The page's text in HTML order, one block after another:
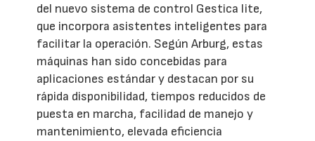
del nuevo sistema de control Gestica lite,
que incorpora asistentes inteligentes para
facilitar la operación. Según Arburg, estas
máquinas han sido concebidas para
aplicaciones estándar y destacan por su
rápida disponibilidad, tiempos reducidos de
puesta en marcha, facilidad de manejo y
mantenimiento, elevada eficiencia